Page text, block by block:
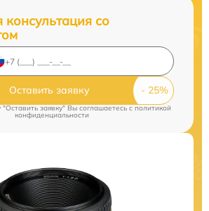
консультация со
Оставить заявку
заявку" Вы соглашаетесь cполитикой
конфиденциальности